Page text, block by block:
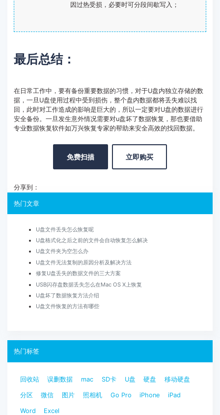
因过热受损，必要时可分段间歇写入；
最后总结：
在日常工作中，要有备份重要数据的习惯，对于U盘内独立存储的数
据，一旦U盘使用过程中受到损伤，整个盘内数据都将丢失难以找
回，此时对工作造成的影响是巨大的，所以一定要对U盘的数据进行
安全备份。一旦发生意外情况需要对u盘坏了数据恢复，那也要借助
专业数据恢复软件如万兴恢复专家的帮助来安全高效的找回数据。
免费扫描 立即购买
分享到：
热门文章
U盘文件丢失怎么恢复呢
U盘格式化之后之前的文件会自动恢复怎么解决
U盘文件夹为空怎么办
U盘文件无法复制的原因分析及解决方法
修复U盘丢失的数据文件的三大方案
USB闪存盘数据丢失怎么在Mac OS X上恢复
U盘坏了数据恢复方法介绍
U盘文件恢复的方法有哪些
热门标签
回收站 误删数据 mac SD卡 U盘 硬盘 移动硬盘
分区 微信 图片 照相机 Go Pro iPhone iPad
Word Excel